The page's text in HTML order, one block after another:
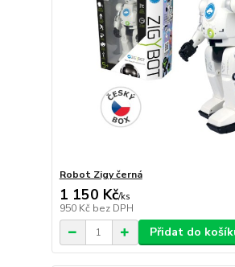
Robot Zigy černá
1 150 Kč/ks
950 Kč bez DPH
Přidat do